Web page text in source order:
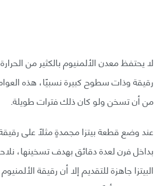
لا يحتفظ معدن الألمنيوم بالكثير من
رقيقة وذات سطوح كبيرة نسبيًا، هذه
من أن تسخن ولو كان ذلك فترات طويلة.
عند وضع قطعة بيتزا مجمدةٍ مثلًا على
بداخل فرن لعدة دقائق بهدف تسخينها،
البيتزا جاهزة للتقديم إلا أن رقيقة